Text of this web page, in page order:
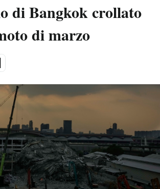
Consumismi
di Bangkok crollato
di marzo